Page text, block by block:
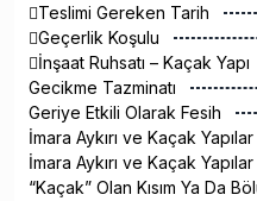
Teslimi Gereken Tarih
Geçerlik Koşulu
İnşaat Ruhsatı – Kaçak Yapı
Gecikme Tazminatı
Geriye Etkili Olarak Fesih
İmara Aykırı ve Kaçak Yapılar
İmara Aykırı ve Kaçak Yapılar
“Kaçak” Olan Kısım Ya Da